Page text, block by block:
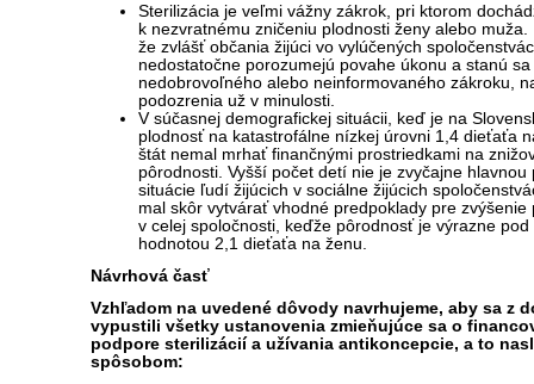
Sterilizácia je veľmi vážny zákrok, pri ktorom
k nezvratnému zničeniu plodnosti ženy alebo
že zvlášť občania žijúci vo vylúčených
nedostatočne porozumejú povahe úkonu a stanú
nedobrovoľného alebo neinformovaného zákroku,
podozrenia už v minulosti.
V súčasnej demografickej situácii, keď je na
plodnosť na katastrofálne nízkej úrovni 1,4 dieťaťa
štát nemal mrhať finančnými prostriedkami na
pôrodnosti. Vyšší počet detí nie je zvyčajne hlavnou
situácie ľudí žijúcich v sociálne žijúcich
mal skôr vytvárať vhodné predpoklady pre zvýšenie
v celej spoločnosti, keďže pôrodnosť je výrazne pod
hodnotou 2,1 dieťaťa na ženu.
Návrhová časť
Vzhľadom na uvedené dôvody navrhujeme, aby sa z
vypustili všetky ustanovenia zmieňujúce sa o
podpore sterilizácií a užívania antikoncepcie, a to
spôsobom: